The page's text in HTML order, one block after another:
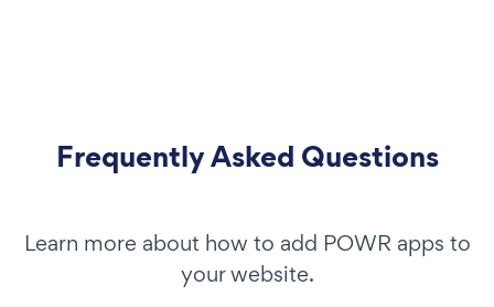
Frequently Asked Questions
Learn more about how to add POWR apps to
your website.